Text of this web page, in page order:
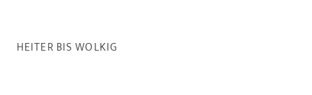
HEITER BIS WOLKIG